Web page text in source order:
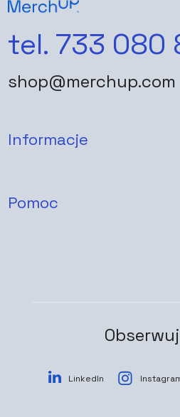
tel. 733 080
shop@merchup.com
Informacje
Pomoc
LinkedIn